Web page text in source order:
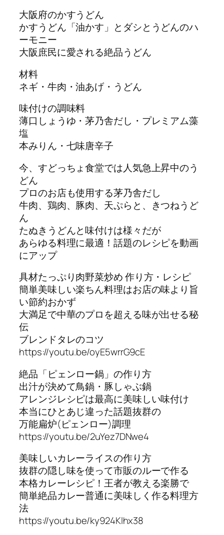
大阪府のかすうどん
かすうどん「油かす」とダシとうどんのハ
ーモニー
大阪庶民に愛される絶品うどん
材料
ネギ・牛肉・油あげ・うどん
味付けの調味料
薄口しょうゆ・茅乃舎だし・プレミアム藻
塩
本みりん・七味唐辛子
今、すどっちょ食堂では人気急上昇中のう
どん
プロのお店も使用する茅乃舎だし
牛肉、鶏肉、豚肉、天ぷらと、きつねうど
ん
たぬきうどんと味付けは様々だが
あらゆる料理に最適！話題のレシピを動画
にアップ
具材たっぷり肉野菜炒め 作り方・レシピ
簡単美味しい楽ちん料理はお店の味より旨
い節約おかず
大満足で中華のプロを超える味が出せる秘
伝
ブレンドタレのコツ
https://youtu.be/oyE5wrrG9cE
絶品「ピェンロー鍋」の作り方
出汁が決めて鳥鍋・豚しゃぶ鍋
アレンジレシピは最高に美味しい味付け
本当にひとあじ違った話題抜群の
万能扁炉(ピェンロー)調理
https://youtu.be/2uYez7DNwe4
美味しいカレーライスの作り方
抜群の隠し味を使って市販のルーで作る
本格カレーレシピ！王者が教える楽勝で
簡単絶品カレー普通に美味しく作る料理方
法
https://youtu.be/ky924Klhx38